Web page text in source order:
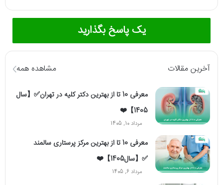
یک پاسخ بگذارید
آخرین مقالات مشاهده همه
معرفی 10 تا از بهترین دکتر کلیه در تهران✅【سال
1405】❤️
مرداد 10, 1405
معرفی 10 تا از بهترین مرکز پرستاری سالمند
✅【سال1405】❤️
مرداد 6, 1405